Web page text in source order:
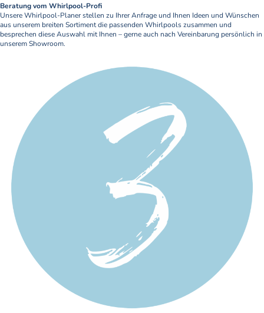
Beratung vom Whirlpool-Profi
Unsere Whirlpool-Planer stellen zu Ihrer Anfrage und Ihnen Ideen und Wünschen
aus unserem breiten Sortiment die passenden Whirlpools zusammen und
besprechen diese Auswahl mit Ihnen – gerne auch nach Vereinbarung persönlich in
unserem Showroom.